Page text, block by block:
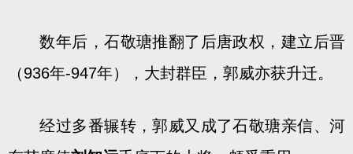
数年后，石敬瑭推翻了后唐政权，建立后晋
（936年-947年），大封群臣，郭威亦获升迁。
经过多番辗转，郭威又成了石敬瑭亲信、河